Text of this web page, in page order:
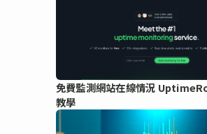
免費監測網站在線情況
教學